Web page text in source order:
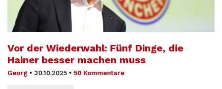
Vor der Wiederwahl: Fünf Dinge, die
Hainer besser machen muss
Georg • 30.10.2025 • 50 Kommentare